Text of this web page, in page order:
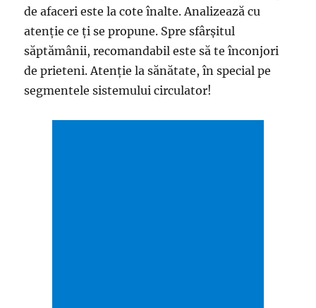
de afaceri este la cote înalte. Analizează cu
atenţie ce ţi se propune. Spre sfârşitul
săptămânii, recomandabil este să te înconjori
de prieteni. Atenţie la sănătate, în special pe
segmentele sistemului circulator!